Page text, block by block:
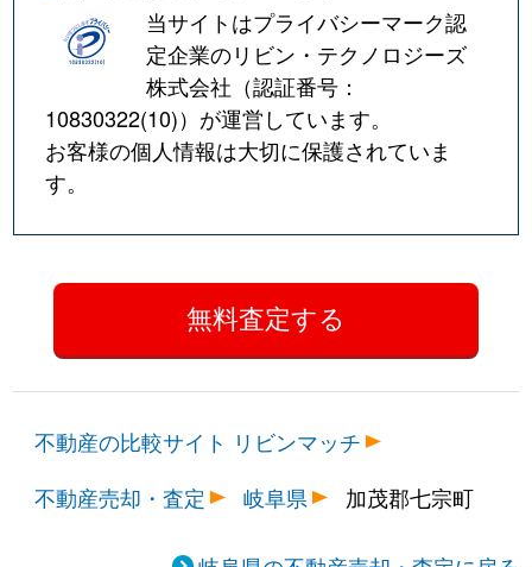
当サイトはプライバシーマーク認
定企業のリビン・テクノロジーズ
株式会社（認証番号：
10830322(10)）が運営しています。
お客様の個人情報は大切に保護されていま
す。
不動産の比較サイト リビンマッチ
不動産売却・査定
岐阜県 加茂郡七宗町